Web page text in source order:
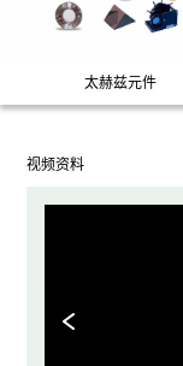
太赫兹元件
视频资料